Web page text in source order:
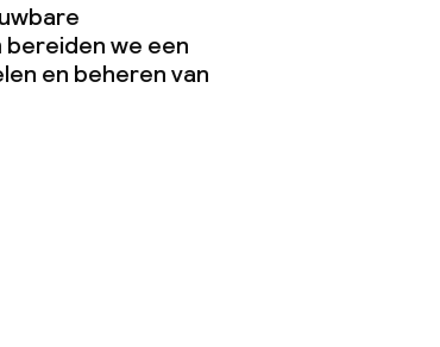
we een
en beheren van